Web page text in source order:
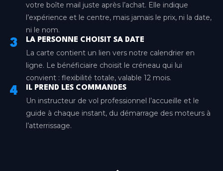
votre boîte mail juste après l’achat. Elle indique
l’expérience et le centre, mais jamais le prix, ni la date,
ni le nom.
3 LA PERSONNE CHOISIT SA DATE
La carte contient un lien vers notre calendrier en
ligne. Le bénéficiaire choisit le créneau qui lui
convient : flexibilité totale, valable 12 mois.
4 IL PREND LES COMMANDES
Un instructeur de vol professionnel l’accueille et le
guide à chaque instant, du démarrage des moteurs à
l’atterrissage.